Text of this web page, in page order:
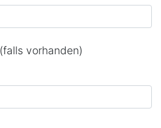
(falls vorhanden)